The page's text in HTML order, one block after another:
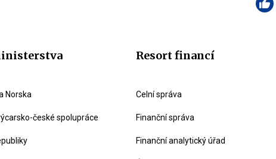
Norska
české spolupráce
Resort financí
Celní správa
Finanční správa
Finanční analytický úřad